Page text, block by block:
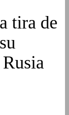
tira de